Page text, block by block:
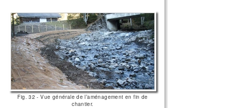
Fig. 32 - Vue générale de l’aménagement en fin de
chantier.